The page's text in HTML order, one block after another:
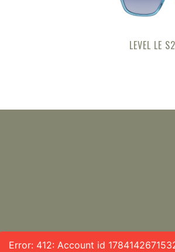
LEVEL LE
Error: 412: Account id